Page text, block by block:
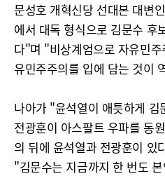
문성호 개혁신당 선대본 대변
에서 대독 형식으로 김문수 후
다"며 "비상계엄으로 자유민
유민주주의를 입에 담는 것이
나아가 "윤석열이 애틋하게
전광훈이 아스팔트 우파를 동
의 뒤에 윤석열과 전광훈이 있
"김문수는 지금까지 한 번도